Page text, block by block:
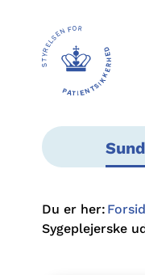
Du er her:
Sygeplejerske